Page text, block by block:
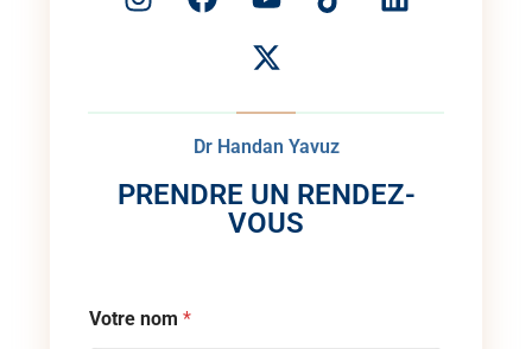
Dr Handan Yavuz
PRENDRE UN RENDEZ-
VOUS
Votre nom *